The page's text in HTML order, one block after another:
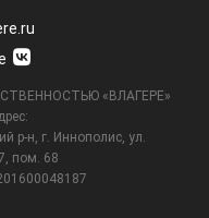
«ВЛАГЕРЕ»
р-н, г. Иннополис, ул.
пом. 68